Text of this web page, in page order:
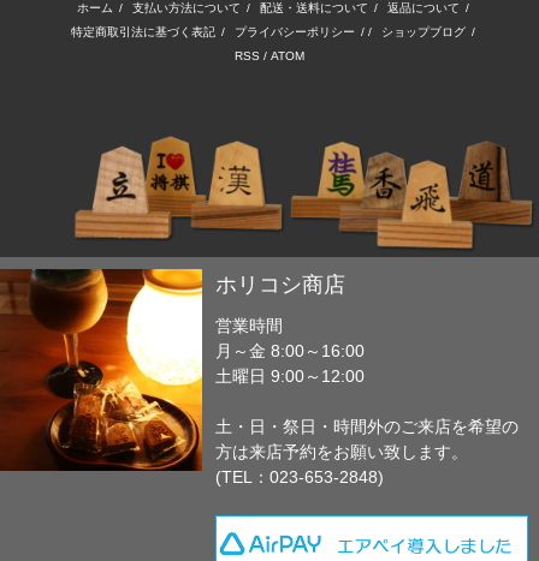
ホーム / 支払い方法について / 配送・送料について / 返品について /
特定商取引法に基づく表記 / プライバシーポリシー / / ショップブログ /
RSS / ATOM
ホリコシ商店
営業時間
月～金 8:00～16:00
土曜日 9:00～12:00
土・日・祭日・時間外のご来店を希望の
方は来店予約をお願い致します。
(TEL：023-653-2848)